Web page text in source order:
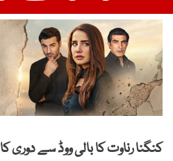
کنگنا رناوت کا بالی ووڈ سے دوری